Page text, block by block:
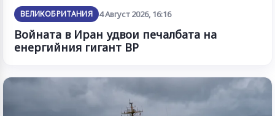
ВЕЛИКОБРИТАНИЯ 4 Август 2026, 16:16
Войната в Иран удвои печалбата на
енергийния гигант BP